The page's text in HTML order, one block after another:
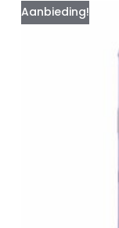
Aanbieding!